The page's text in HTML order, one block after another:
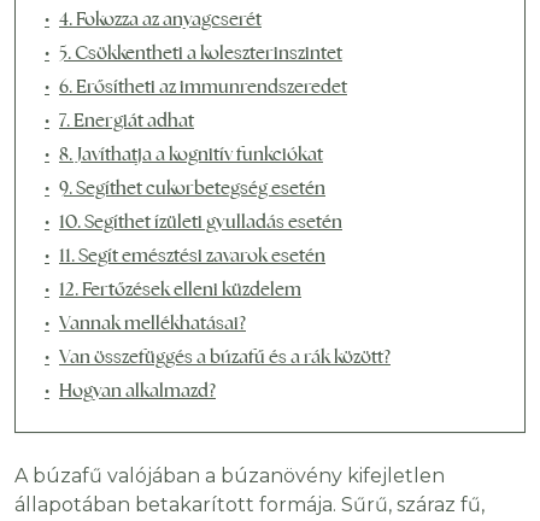
4. Fokozza az anyagcserét
5. Csökkentheti a koleszterinszintet
6. Erősítheti az immunrendszeredet
7. Energiát adhat
8. Javíthatja a kognitív funkciókat
9. Segíthet cukorbetegség esetén
10. Segíthet ízületi gyulladás esetén
11. Segít emésztési zavarok esetén
12. Fertőzések elleni küzdelem
Vannak mellékhatásai?
Van összefüggés a búzafű és a rák között?
Hogyan alkalmazd?
A búzafű valójában a búzanövény kifejletlen
állapotában betakarított formája. Sűrű, száraz fű,